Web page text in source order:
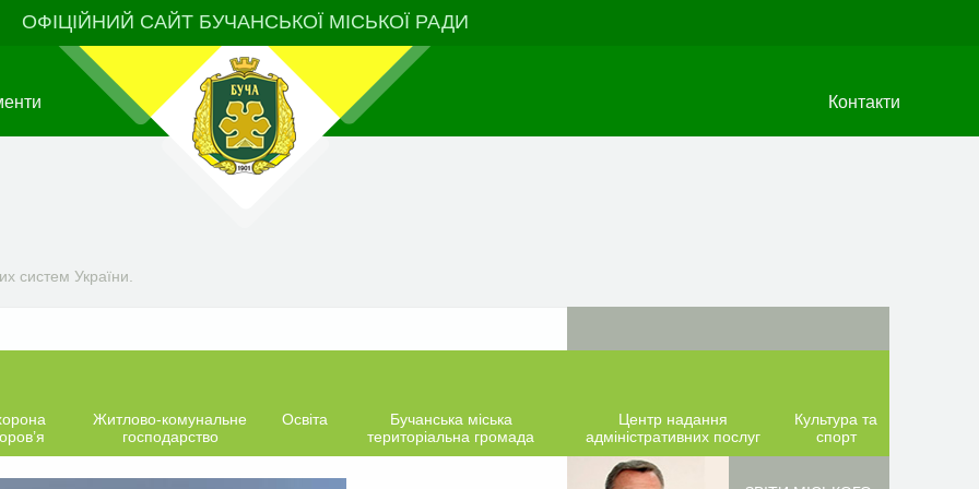
ОФІЦІЙНИЙ САЙТ БУЧАНСЬКОЇ МІСЬКОЇ РАДИ
Контакти
систем України.
Житлово-комунальне
господарство
Освіта
Бучанська міська
територіальна громада
Центр надання
адміністративних послуг
Культура та
спорт